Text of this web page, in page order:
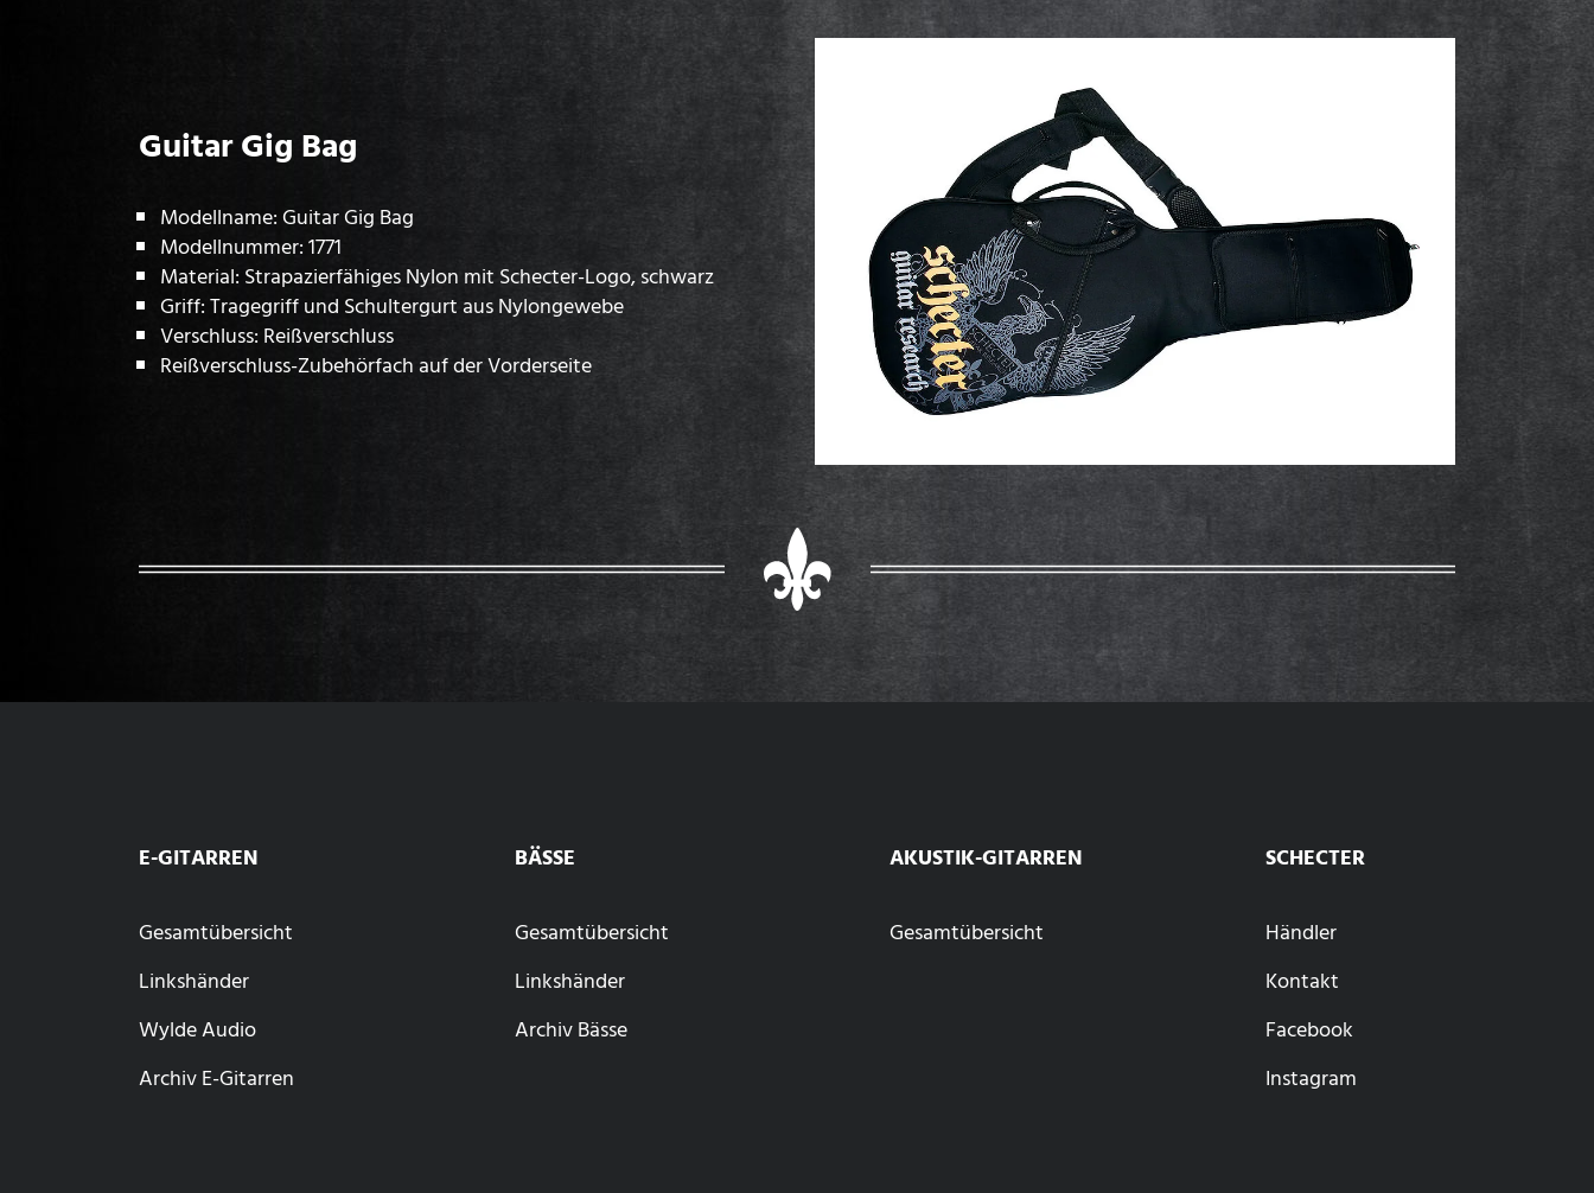
Guitar Gig Bag
Modellname: Guitar Gig Bag
Modellnummer: 1771
Material: Strapazierfähiges Nylon mit Schecter-Logo, schwarz
Griff: Tragegriff und Schultergurt aus Nylongewebe
Verschluss: Reißverschluss
Reißverschluss-Zubehörfach auf der Vorderseite
E-GITARREN
Gesamtübersicht
Linkshänder
Wylde Audio
Archiv E-Gitarren
BÄSSE
Gesamtübersicht
Linkshänder
Archiv Bässe
AKUSTIK-GITARREN
Gesamtübersicht
SCHECTER
Händler
Kontakt
Facebook
Instagram